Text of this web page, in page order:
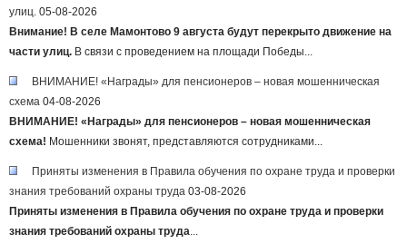
улиц. 05-08-2026
Внимание! В селе Мамонтово 9 августа будут перекрыто движение на
части улиц. В связи с проведением на площади Победы...
ВНИМАНИЕ! «Награды» для пенсионеров – новая мошенническая
схема 04-08-2026
ВНИМАНИЕ! «Награды» для пенсионеров – новая мошенническая
схема! Мошенники звонят, представляются сотрудниками...
Приняты изменения в Правила обучения по охране труда и проверки
знания требований охраны труда 03-08-2026
Приняты изменения в Правила обучения по охране труда и проверки
знания требований охраны труда...